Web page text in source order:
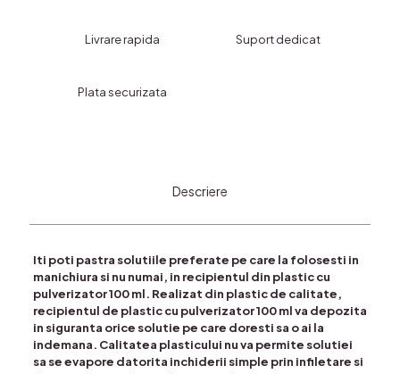
Livrare rapida Suport dedicat
Plata securizata
Descriere
Iti poti pastra solutiile preferate pe care la folosesti in
manichiura si nu numai, in recipientul din plastic cu
pulverizator 100 ml. Realizat din plastic de calitate,
recipientul de plastic cu pulverizator 100 ml va depozita
in siguranta orice solutie pe care doresti sa o ai la
indemana. Calitatea plasticului nu va permite solutiei
sa se evapore datorita inchiderii simple prin infiletare si